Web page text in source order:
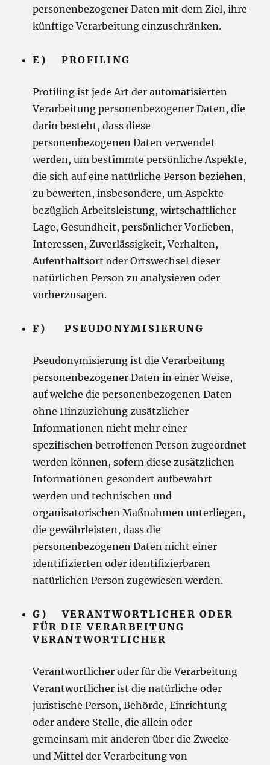
personenbezogener Daten mit dem Ziel, ihre
künftige Verarbeitung einzuschränken.
E) PROFILING
Profiling ist jede Art der automatisierten
Verarbeitung personenbezogener Daten, die
darin besteht, dass diese
personenbezogenen Daten verwendet
werden, um bestimmte persönliche Aspekte,
die sich auf eine natürliche Person beziehen,
zu bewerten, insbesondere, um Aspekte
bezüglich Arbeitsleistung, wirtschaftlicher
Lage, Gesundheit, persönlicher Vorlieben,
Interessen, Zuverlässigkeit, Verhalten,
Aufenthaltsort oder Ortswechsel dieser
natürlichen Person zu analysieren oder
vorherzusagen.
F) PSEUDONYMISIERUNG
Pseudonymisierung ist die Verarbeitung
personenbezogener Daten in einer Weise,
auf welche die personenbezogenen Daten
ohne Hinzuziehung zusätzlicher
Informationen nicht mehr einer
spezifischen betroffenen Person zugeordnet
werden können, sofern diese zusätzlichen
Informationen gesondert aufbewahrt
werden und technischen und
organisatorischen Maßnahmen unterliegen,
die gewährleisten, dass die
personenbezogenen Daten nicht einer
identifizierten oder identifizierbaren
natürlichen Person zugewiesen werden.
G) VERANTWORTLICHER ODER
FÜR DIE VERARBEITUNG
VERANTWORTLICHER
Verantwortlicher oder für die Verarbeitung
Verantwortlicher ist die natürliche oder
juristische Person, Behörde, Einrichtung
oder andere Stelle, die allein oder
gemeinsam mit anderen über die Zwecke
und Mittel der Verarbeitung von